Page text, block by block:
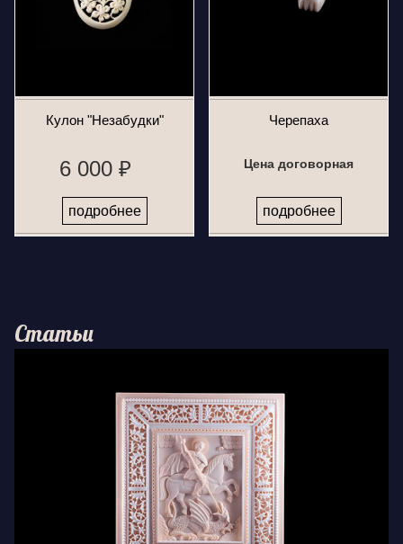
Кулон "Незабудки"
6 000 ₽
подробнее
Черепаха
Цена договорная
подробнее
Статьи